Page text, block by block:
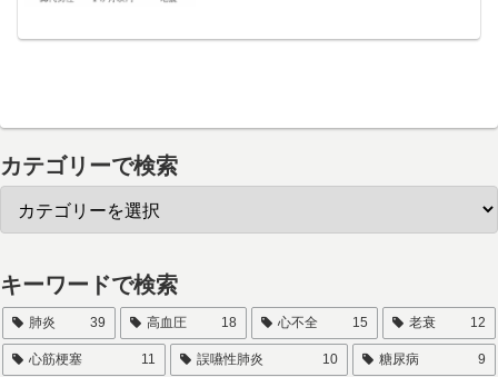
カテゴリーで検索
キーワードで検索
肺炎 39 高血圧 18 心不全 15 老衰 12
心筋梗塞 11 誤嚥性肺炎 10 糖尿病 9